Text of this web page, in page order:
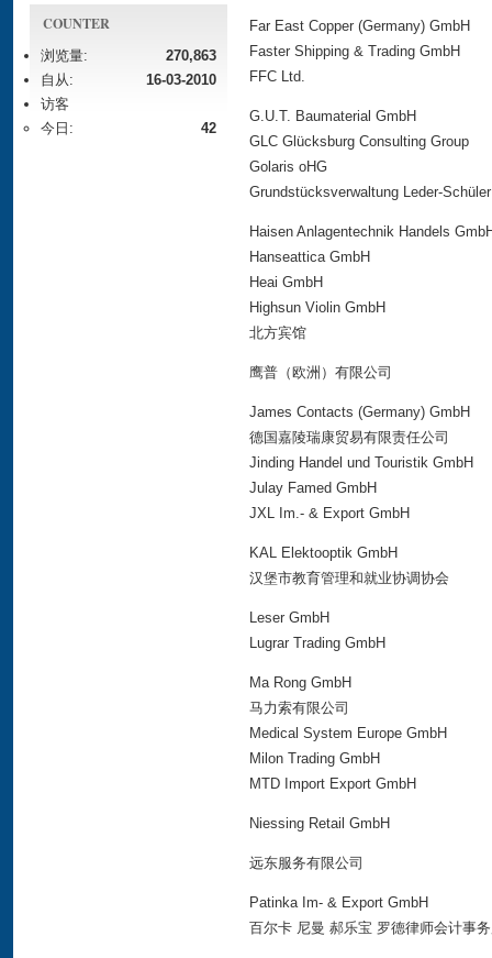
COUNTER
浏览量:
270,863
自从:
16-03-2010
访客
今日:
42
Far East Copper (Germany) GmbH
Faster Shipping & Trading GmbH
FFC Ltd.
G.U.T. Baumaterial GmbH
GLC Glücksburg Consulting Group
Golaris oHG
Grundstücksverwaltung Leder-Schüler
Haisen Anlagentechnik Handels
Hanseattica GmbH
Heai GmbH
Highsun Violin GmbH
北方宾馆
鹰普（欧洲）有限公司
James Contacts (Germany) GmbH
德国嘉陵瑞康贸易有限责任公司
Jinding Handel und Touristik GmbH
Julay Famed GmbH
JXL Im.- & Export GmbH
KAL Elektooptik GmbH
汉堡市教育管理和就业协调协会
Leser GmbH
Lugrar Trading GmbH
Ma Rong GmbH
马力索有限公司
Medical System Europe GmbH
Milon Trading GmbH
MTD Import Export GmbH
Niessing Retail GmbH
远东服务有限公司
Patinka Im- & Export GmbH
百尔卡 尼曼 郝乐宝 罗德律师会计事